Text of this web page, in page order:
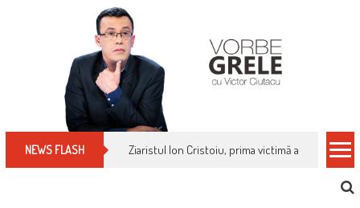
NEWS FLASH Ziaristul Ion Cristoiu, prima victimă a noi